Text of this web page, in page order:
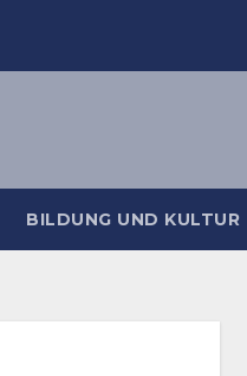
BILDUNG UND KULTUR